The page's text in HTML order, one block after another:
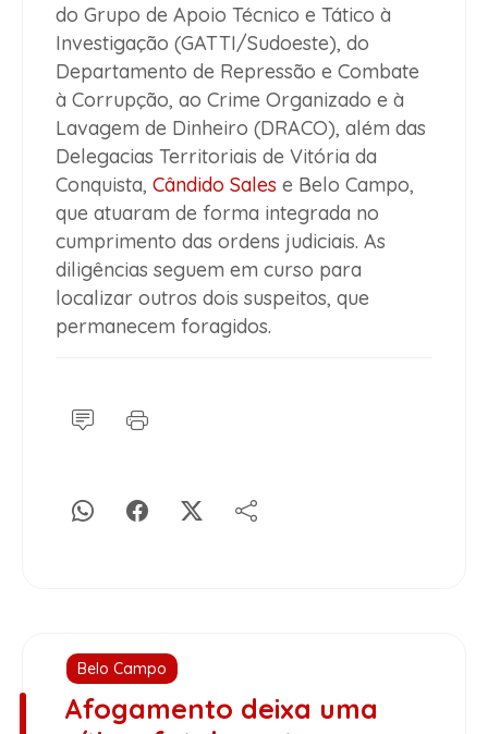
do Grupo de Apoio Técnico e Tático à
Investigação (GATTI/Sudoeste), do
Departamento de Repressão e Combate
à Corrupção, ao Crime Organizado e à
Lavagem de Dinheiro (DRACO), além das
Delegacias Territoriais de Vitória da
Conquista, Cândido Sales e Belo Campo,
que atuaram de forma integrada no
cumprimento das ordens judiciais. As
diligências seguem em curso para
localizar outros dois suspeitos, que
permanecem foragidos.
Belo Campo
Afogamento deixa uma